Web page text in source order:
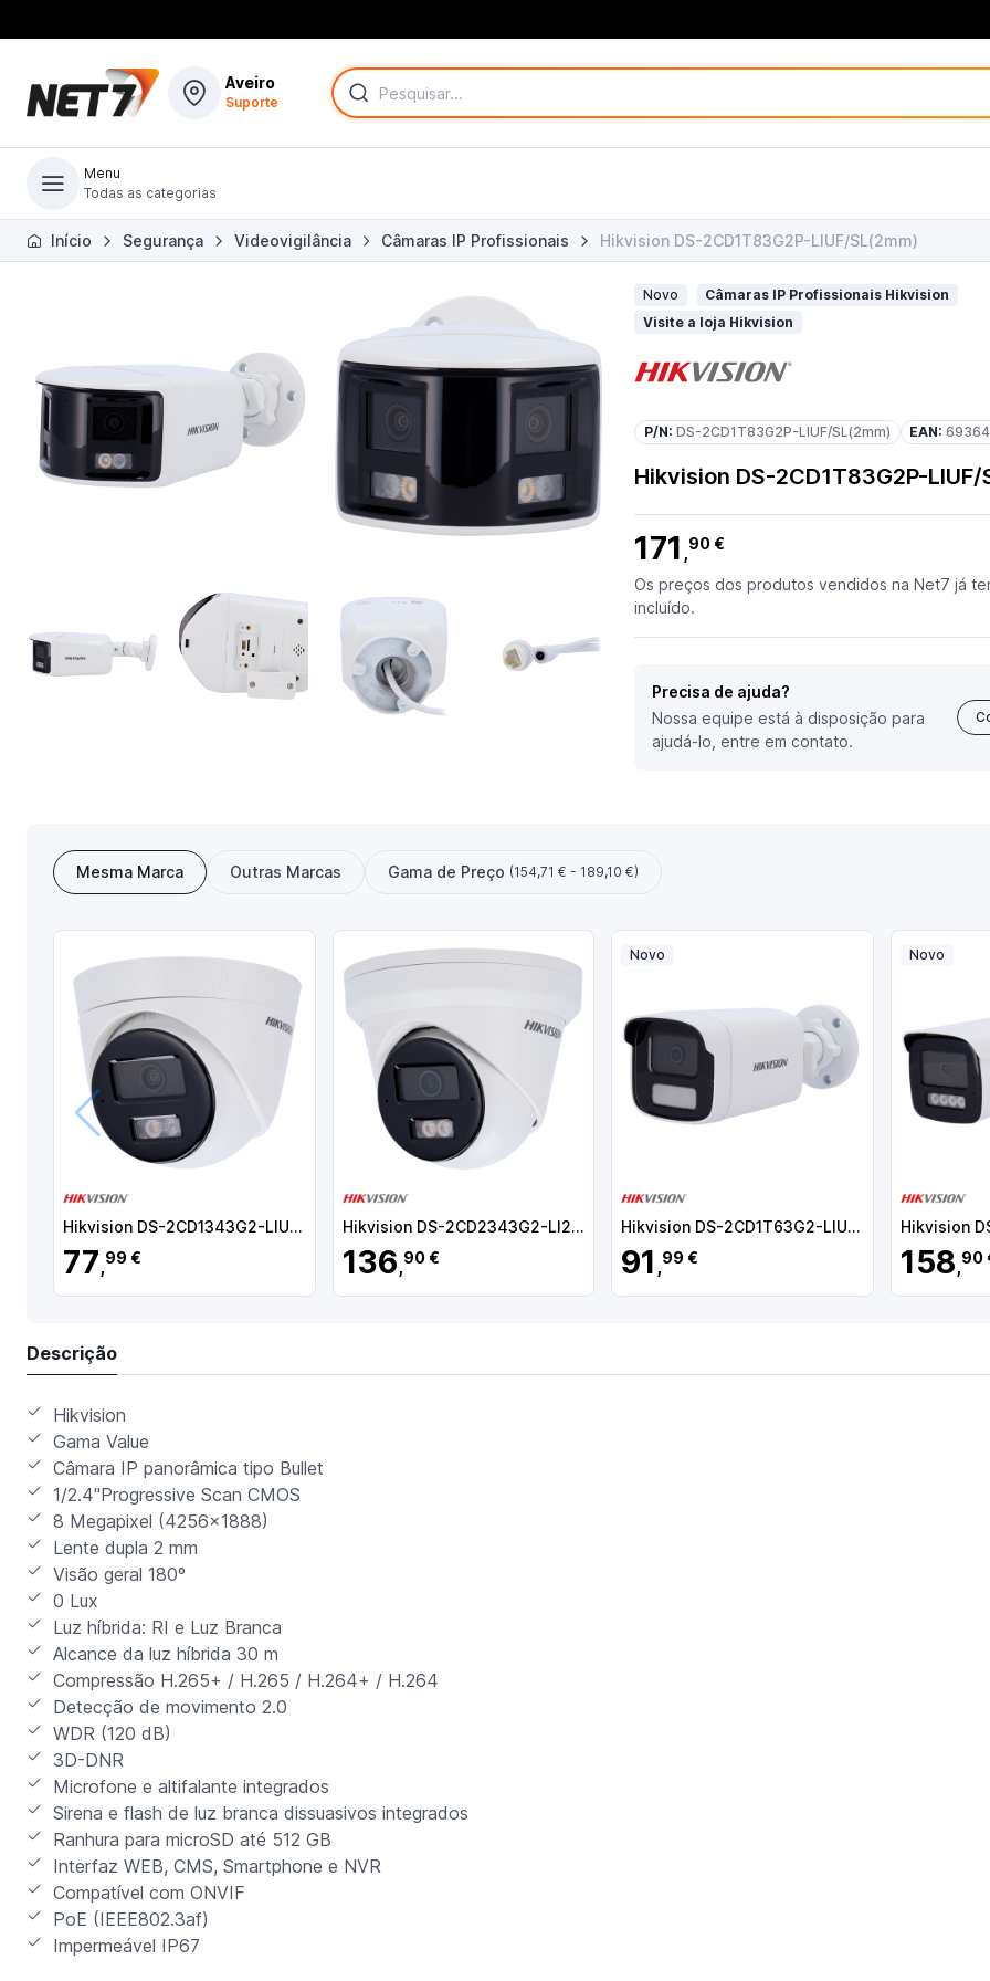
Aveiro
Suporte
Menu
Todas as categorias
Todas as categorias
Início Segurança Videovigilância Câmaras IP Profissionais Hikvision DS-2CD1T83G2P-LIUF/SL(2mm)
Novo
Câmaras IP Profissionais Hikvision
Visite a loja Hikvision
P/N: DS-2CD1T83G2P-LIUF/SL(2mm) EAN:
Hikvision DS-2CD1T83G2P-LIUF/
171 ,90 €
Os preços dos produtos vendidos na Net7 já
incluído.
Precisa de ajuda?
Nossa equipe está à disposição para
ajudá-lo, entre em contato.
Mesma Marca Outras Marcas Gama de Preço (154,71 € - 189,10 €)
Anterior
Hikvision DS-2CD1343G2-LIU(2.8mm) Câmara Turret IP, 4 MP, 2.8 mm, 30 m, PoE, IP67, Áudio, WDR (120 dB), Branco - 6931847188986
77,99 €
Hikvision DS-2CD2343G2-LI2U(2.8mm) Câmara Turret IP, 4 MP, 2.8 mm, 30 m, PoE, IP67, Áudio, MicroSD, WDR (120 dB), Deteção de movimento, Luz híbrida, Branco - 6942160463162
136,90 €
Novo
Hikvision DS-2CD1T63G2-LIU(4mm)
91 ,99 €
Novo
158,90
Descrição
Hikvision
Gama Value
Câmara IP panorâmica tipo Bullet
1/2.4"Progressive Scan CMOS
8 Megapixel (4256x1888)
Lente dupla 2 mm
Visão geral 180º
0 Lux
Luz híbrida: RI e Luz Branca
Alcance da luz híbrida 30 m
Compressão H.265+ / H.265 / H.264+ / H.264
Detecção de movimento 2.0
WDR (120 dB)
3D-DNR
Microfone e altifalante integrados
Sirena e flash de luz branca dissuasivos integrados
Ranhura para microSD até 512 GB
Interfaz WEB, CMS, Smartphone e NVR
Compatível com ONVIF
PoE (IEEE802.3af)
Impermeável IP67